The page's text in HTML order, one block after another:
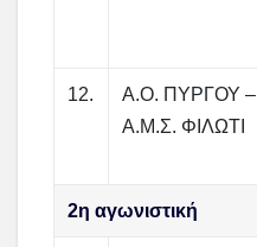
12.
Α.Ο. ΠΥΡΓΟΥ –
Α.Μ.Σ. ΦΙΛΩΤΙ
2η αγωνιστική